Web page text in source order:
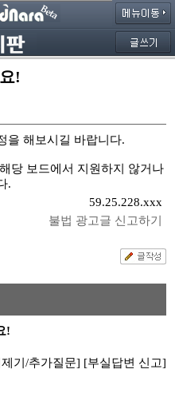
!
을 해보시길 바랍니다.
당 보드에서 지원하지 않거나
.
59.25.228.xxx
불법 광고글 신고하기
!
기/추가질문] [부실답변 신고]